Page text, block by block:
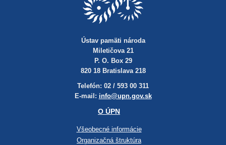
Ústav pamäti národa
Miletičova 21
P. O. Box 29
820 18 Bratislava 218
Telefón: 02 / 593 00 311
E-mail: info@upn.gov.sk
O ÚPN
Všeobecné informácie
Organizačná štruktúra